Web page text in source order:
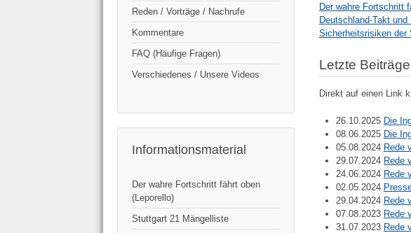
Reden / Vorträge / Nachrufe
Kommentare
FAQ (Häufige Fragen)
Verschiedenes / Unsere Videos
Informationsmaterial
Der wahre Fortschritt fährt oben
(Leporello)
Stuttgart 21 Mängelliste
Der wahre Fortschritt
Deutschland-Takt und
Sicherheitsrisiken der
Letzte Beiträge
Direkt auf einen Link
26.10.2025 Die
08.06.2025 Die
05.08.2024 Rede
29.07.2024 Rede
24.06.2024 Rede
02.05.2024
29.04.2024 Rede
07.08.2023 Rede
31.07.2023 Rede